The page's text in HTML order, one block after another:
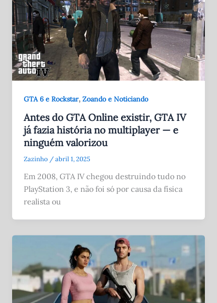
GTA 6 e Rockstar, Zoando e Noticiando
Antes do GTA Online existir, GTA IV
já fazia história no multiplayer — e
ninguém valorizou
Zazinho /abril 1, 2025
Em 2008, GTA IV chegou destruindo tudo no
PlayStation 3, e não foi só por causa da física
realista ou